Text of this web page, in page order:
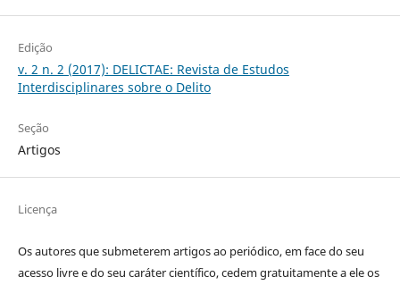
Edição
v. 2 n. 2 (2017): DELICTAE: Revista de Estudos
Interdisciplinares sobre o Delito
Seção
Artigos
Licença
Os autores que submeterem artigos ao periódico, em face do seu
acesso livre e do seu caráter científico, cedem gratuitamente a ele os